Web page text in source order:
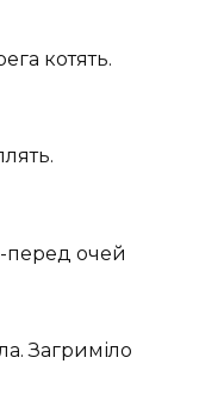
котять.
перед очей
Загриміло